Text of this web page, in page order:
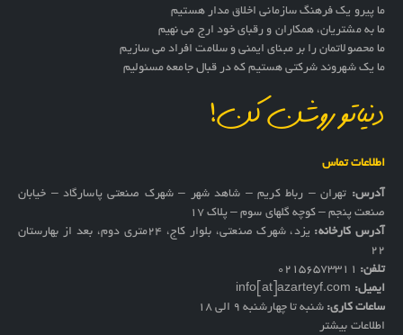
ما پیرو یک فرهنگ سازمانی اخلاق مدار هستیم
ما به مشتریان، همکاران و رقبای خود ارج می نهیم
ما محصولاتمان را بر مبنای ایمنی و سلامت افراد می سازیم
ما یک شهروند شرکتی هستیم که در قبال جامعه مسئولیم
دنیاتو روشن کن!
اطلاعات تماس
آدرس: تهران – رباط کریم – شاهد شهر – شهرک صنعتی پاسارگاد – خیابان
صنعت پنجم – کوچه گلهای سوم – پلاک 17
آدرس کارخانه:
یزد، شهرک صنعتی، بلوار کاج، ۲۴متری دوم، بعد از بهارستان
۲۲
تلفن: 02156573311
ایمیل: info[at]azarteyf.com
ساعات کاری: شنبه تا چهارشنبه 9 الی 18
اطلاعات بیشتر